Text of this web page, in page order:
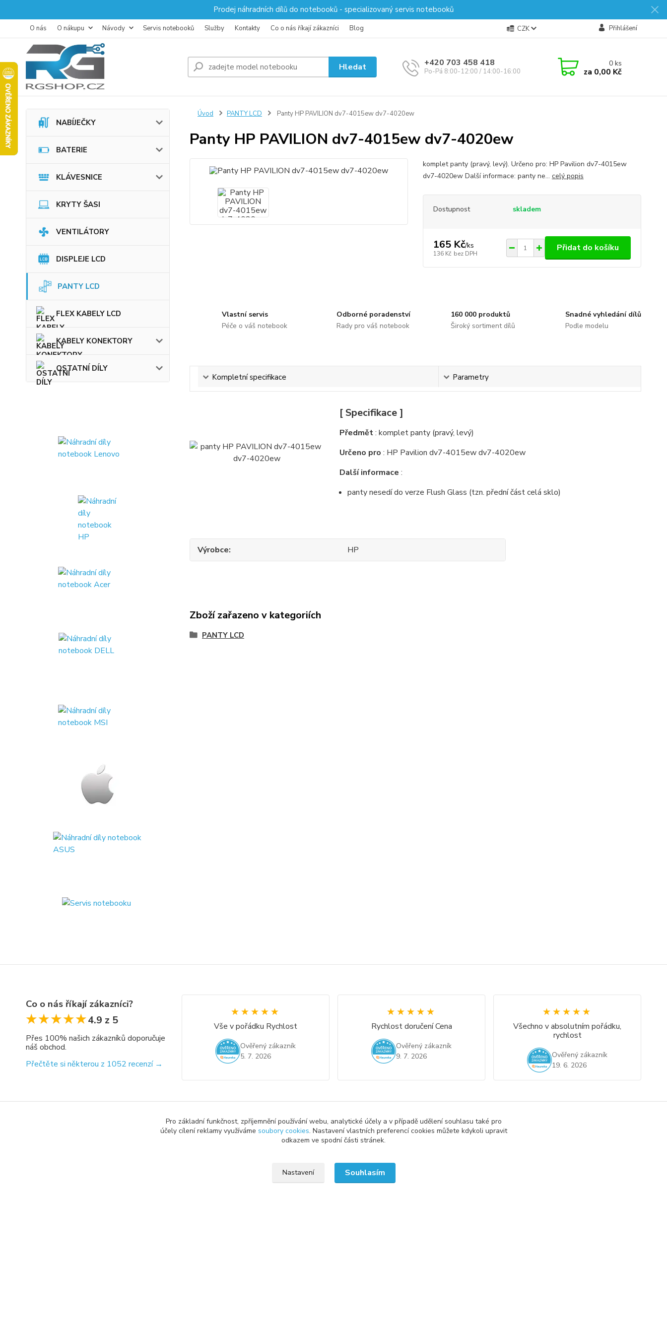
Prodej náhradních dílů do notebooků - specializovaný servis notebooků
O nás O nákupu Návody Servis notebooků Služby Kontakty Co o nás říkají zákazníci Blog CZK Přihlášení
Hledat +420 703 458 418
Po-Pá 8:00-12:00 / 14:00-16:00
0ks
za 0,00 Kč
NABÍJEČKY
BATERIE
KLÁVESNICE
KRYTY ŠASI
VENTILÁTORY
DISPLEJE LCD
PANTY LCD
FLEX KABELY LCD
KABELY KONEKTORY
OSTATNÍ DÍLY
Úvod PANTY LCD Panty HP PAVILION dv7-4015ew dv7-4020ew
Panty HP PAVILION dv7-4015ew dv7-4020ew
komplet panty (pravý, levý). Určeno pro: HP Pavilion dv7-4015ew
dv7-4020ew Další informace: panty ne... celý popis
Dostupnost skladem
165 Kč/ks
136 Kč bez DPH
Přidat do košíku
Vlastní servis
Péče o váš notebook
Odborné poradenství
Rady pro váš notebook
160 000 produktů
Široký sortiment dílů
Snadné vyhledání dílů
Podle modelu
Kompletní specifikace Parametry
[ Specifikace ]
Předmět: komplet panty (pravý, levý)
Určeno pro : HP Pavilion dv7-4015ew dv7-4020ew
Další informace :
panty nesedí do verze Flush Glass (tzn. přední část celá sklo)
Výrobce HP
Zboží zařazeno v kategoriích
PANTY LCD
Co o nás říkají zákazníci?
★★★★★
★★★★★4.9 z 5
Přes 100% našich zákazníků doporučuje
náš obchod.
Přečtěte si některou z 1052 recenzí →
★★★★★
★★★★★
Vše v pořádku Rychlost
Ověřený zákazník
5. 7. 2026
★★★★★
★★★★★
Rychlost doručení Cena
Ověřený zákazník
9. 7. 2026
★★★★★
★★★★★
Všechno v absolutním pořádku,
rychlost
Ověřený zákazník
19. 6. 2026
Kde nás najdete
RG COMPUTER SERVICE s.r.o.
Frýdecká 851
Pro základní funkčnost, zpříjemnění používání webu, analytické účely a v případě udělení souhlasu také pro
účely cílení reklamy využíváme soubory cookies. Nastavení vlastních preferencí cookies můžete kdykoli upravit
odkazem ve spodní části stránek.
Nastavení Souhlasím